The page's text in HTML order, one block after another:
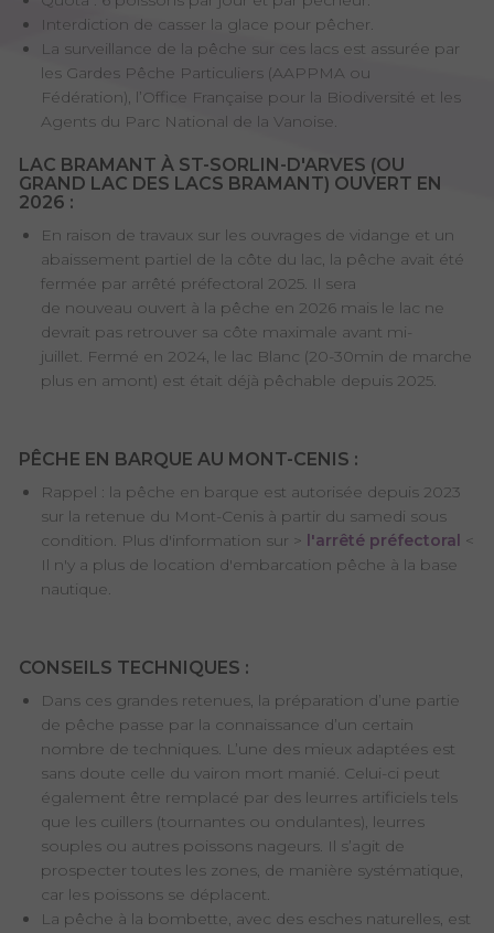
Interdiction de casser la glace pour pêcher.
La surveillance de la pêche sur ces lacs est assurée par
les Gardes Pêche Particuliers (AAPPMA ou
Fédération), l’Office Française pour la Biodiversité et les
Agents du Parc National de la Vanoise.
LAC BRAMANT À ST-SORLIN-D'ARVES (OU
GRAND LAC DES LACS BRAMANT) OUVERT EN
2026 :
En raison de travaux sur les ouvrages de vidange et un
abaissement partiel de la côte du lac, la pêche avait été
fermée par arrêté préfectoral 2025. Il sera
de nouveau ouvert à la pêche en 2026 mais le lac ne
devrait pas retrouver sa côte maximale avant mi-
juillet. Fermé en 2024, le lac Blanc (20-30min de marche
plus en amont) est était déjà pêchable depuis 2025.
PÊCHE EN BARQUE AU MONT-CENIS :
Rappel : la pêche en barque est autorisée depuis 2023
sur la retenue du Mont-Cenis à partir du samedi sous
condition. Plus d'information sur > l'arrêté préfectoral <
Il n'y a plus de location d'embarcation pêche à la base
nautique.
CONSEILS TECHNIQUES :
Dans ces grandes retenues, la préparation d’une partie
de pêche passe par la connaissance d’un certain
nombre de techniques. L’une des mieux adaptées est
sans doute celle du vairon mort manié. Celui-ci peut
également être remplacé par des leurres artificiels tels
que les cuillers (tournantes ou ondulantes), leurres
souples ou autres poissons nageurs. Il s’agit de
prospecter toutes les zones, de manière systématique,
car les poissons se déplacent.
La pêche à la bombette, avec des esches naturelles, est